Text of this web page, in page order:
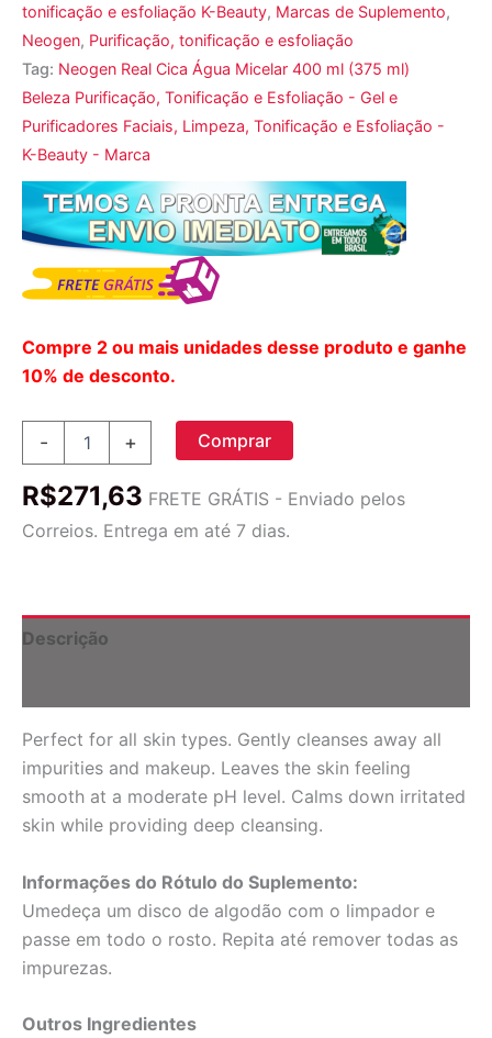
tonificação e esfoliação K-Beauty, Marcas de Suplemento,
Neogen, Purificação, tonificação e esfoliação
Tag: Neogen Real Cica Água Micelar 400 ml (375 ml)
Beleza Purificação, Tonificação e Esfoliação - Gel e
Purificadores Faciais, Limpeza, Tonificação e Esfoliação -
K-Beauty - Marca
Compre 2 ou mais unidades desse produto e ganhe
10% de desconto.
-
Água
400
oz)
quantidade
+ Comprar
R$271,63 FRETE GRÁTIS - Enviado pelos
Correios. Entrega em até 7 dias.
Descrição
Perfect for all skin types. Gently cleanses away all
impurities and makeup. Leaves the skin feeling
smooth at a moderate pH level. Calms down irritated
skin while providing deep cleansing.
Informações do Rótulo do Suplemento:
Umedeça um disco de algodão com o limpador e
passe em todo o rosto. Repita até remover todas as
impurezas.
Outros Ingredientes